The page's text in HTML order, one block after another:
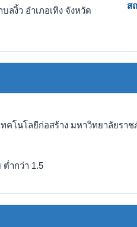
บลงิ้ว อำเภอเทิง จังหวัด
ส
นโลยีก่อสร้าง มหาวิทยาลัยราช
ำกว่า 1.5